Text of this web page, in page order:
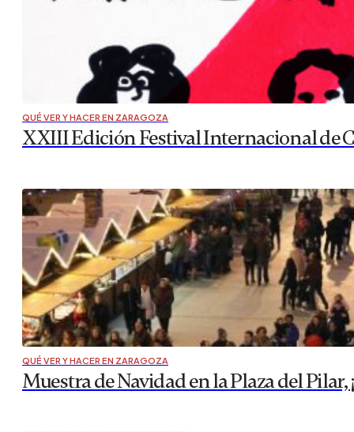
QUÉ VER Y HACER EN ZARAGOZA
XXIII Edición Festival Internacional de
QUÉ VER Y HACER EN ZARAGOZA
Muestra de Navidad en la Plaza del Pilar,